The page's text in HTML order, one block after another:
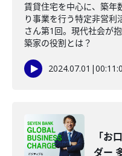
賃貸住宅を中心に、築年
り事業を行う特定非営利
さん第1回。現代社会が
築家の役割とは？
2024.07.01 |
「お
ダー